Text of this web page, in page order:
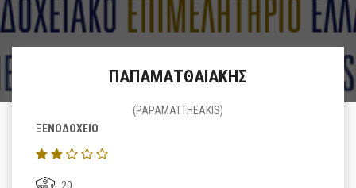
ΠΑΠΑΜΑΤΘΑΙΑΚΗΣ
(PAPAMATTHEAKIS)
ΞΕΝΟΔΟΧΕΙΟ